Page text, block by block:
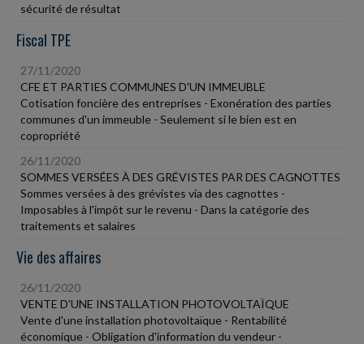
sécurité de résultat
Fiscal TPE
27/11/2020
CFE ET PARTIES COMMUNES D'UN IMMEUBLE
Cotisation foncière des entreprises - Exonération des parties
communes d'un immeuble - Seulement si le bien est en
copropriété
26/11/2020
SOMMES VERSÉES À DES GRÉVISTES PAR DES CAGNOTTES
Sommes versées à des grévistes via des cagnottes -
Imposables à l'impôt sur le revenu - Dans la catégorie des
traitements et salaires
Vie des affaires
26/11/2020
VENTE D'UNE INSTALLATION PHOTOVOLTAÏQUE
Vente d'une installation photovoltaïque - Rentabilité
économique - Obligation d'information du vendeur -